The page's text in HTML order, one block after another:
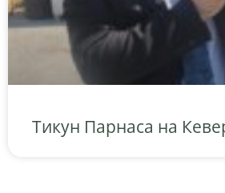
Тикун Парнаса на